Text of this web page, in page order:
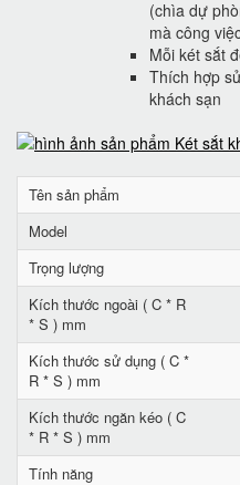
(chìa dự
mà công
Mỗi két sắt
Thích hợp
khách sạn
Tên sản phẩm
Model
Trọng lượng
Kích thước ngoài ( C * R
* S ) mm
Kích thước sử dụng ( C *
R * S ) mm
Kích thước ngăn kéo ( C
* R * S ) mm
Tính năng